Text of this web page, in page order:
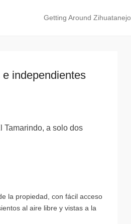
Primary Menu
Skip to content
Getting Around Zihuatanejo
independientes
Tamarindo, a solo dos
la propiedad, con fácil acceso
al aire libre y vistas a la